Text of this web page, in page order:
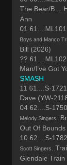
The Bear/
Ann
01
Boys and Manco
Bill (2026)
??
Man/I've Got
SMASH
11 61....S-
Dave (YW-
04 62....S-
Melody Singers
Out Of
10 62....S-
Scott Singers
Glendale Train